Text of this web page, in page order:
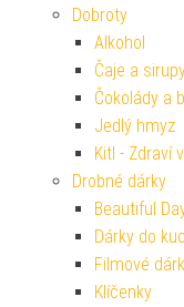
Dobroty
Alkohol
Čaje a
Čokolády a
Jedlý hmyz
Kitl - Zdraví
Drobné dárky
Beautiful
Dárky do
Filmové
Klíčenky